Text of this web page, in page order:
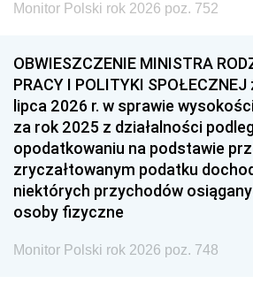
Monitor Polski rok 2026 poz. 752
OBWIESZCZENIE MINISTRA
PRACY I POLITYKI
lipca 2026 r. w sprawie
za rok 2025 z działalności
opodatkowaniu na podstawie
zryczałtowanym podatku
niektórych przychodów
osoby fizyczne
Monitor Polski rok 2026 poz. 748